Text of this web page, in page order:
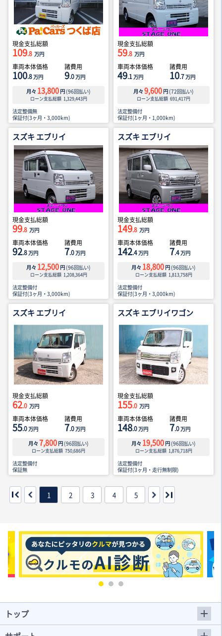
現金支払総額
109.8 万円
車両本体価格
100.8万円
諸費用
9.0万円
月々 13,800 円 (96回払い)
ローン支払総額 1,329,443円
法定整備無
保証付(3ヶ月・3,000km)
現金支払総額
59.8 万円
車両本体価格
49.1万円
諸費用
10.7万円
月々 9,600 円 (72回払い)
ローン支払総額 691,417円
法定整備付
保証付(1ヶ月・1,000km)
スズキ エブリイ
現金支払総額
99.8 万円
車両本体価格
92.8万円
諸費用
7.0万円
月々 12,500 円 (96回払い)
ローン支払総額 1,208,364円
法定整備付
保証付(3ヶ月・3,000km)
スズキ エブリイ
現金支払総額
149.8 万円
車両本体価格
142.4万円
諸費用
7.4万円
月々 18,800 円 (96回払い)
ローン支払総額 1,813,758円
法定整備付
保証付(3ヶ月・3,000km)
スズキ エブリイ
現金支払総額
62.0 万円
車両本体価格
55.0万円
諸費用
7.0万円
月々 7,800 円 (96回払い)
ローン支払総額 750,686円
法定整備付
保証無
スズキ エブリイワゴン
現金支払総額
155.0 万円
車両本体価格
148.0万円
諸費用
7.0万円
月々 19,500 円 (96回払い)
ローン支払総額 1,876,718円
法定整備付
保証付(3ヶ月・走行無制限)
1 2 3 4 5
トップ